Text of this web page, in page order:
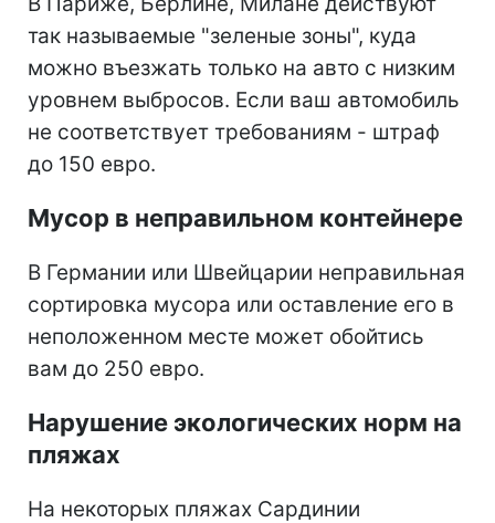
так называемые "зеленые зоны", куда
можно въезжать только на авто с низким
уровнем выбросов. Если ваш автомобиль
не соответствует требованиям - штраф
до 150 евро.
Мусор в неправильном контейнере
В Германии или Швейцарии неправильная
сортировка мусора или оставление его в
неположенном месте может обойтись
вам до 250 евро.
Нарушение экологических норм на
пляжах
На некоторых пляжах Сардинии